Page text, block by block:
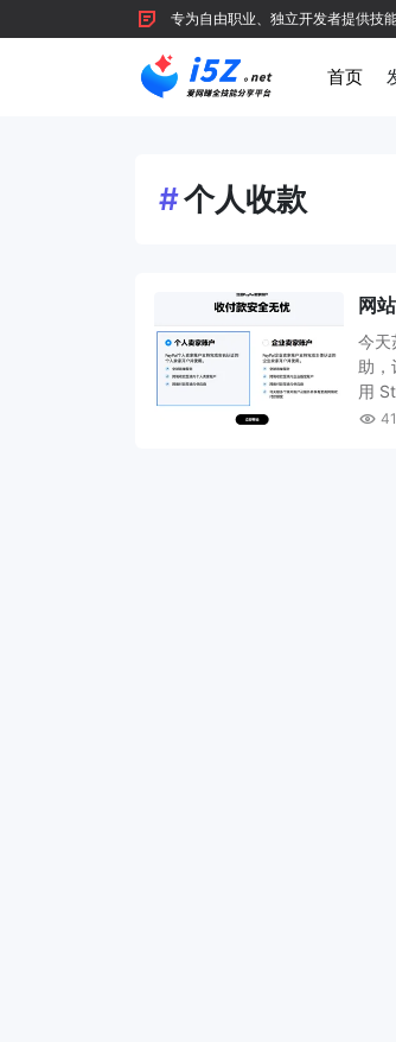
专为自由职业、独立开发者提供技
首页
#个人收款
网
今天
助
用